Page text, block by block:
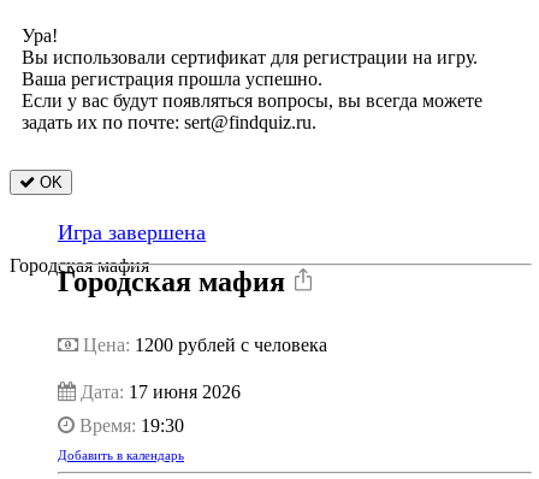
Ура!
Вы использовали сертификат для регистрации на игру.
Ваша регистрация прошла успешно.
Если у вас будут появляться вопросы, вы всегда можете
задать их по почте: sert@findquiz.ru.
OK
Городская мафия
Игра завершена
Городская мафия
Цена: 1200 рублей с человека
Дата: 17 июня 2026
Время: 19:30
Добавить в календарь